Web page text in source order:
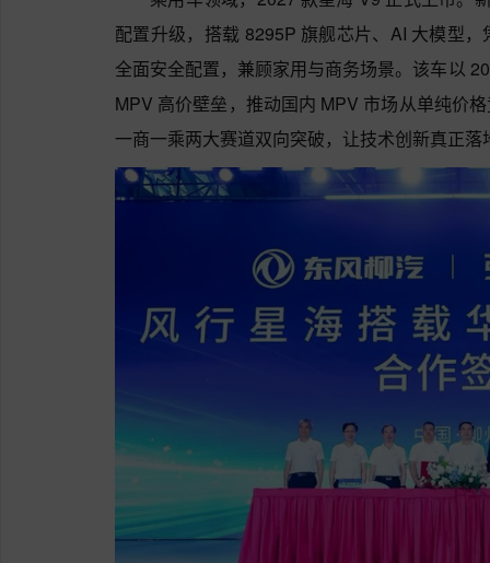
配置升级，搭载 8295P 旗舰芯片、AI 大模型
全面安全配置，兼顾家用与商务场景。该车以
MPV 高价壁垒，推动国内 MPV 市场从单纯价
一商一乘两大赛道双向突破，让技术创新真正